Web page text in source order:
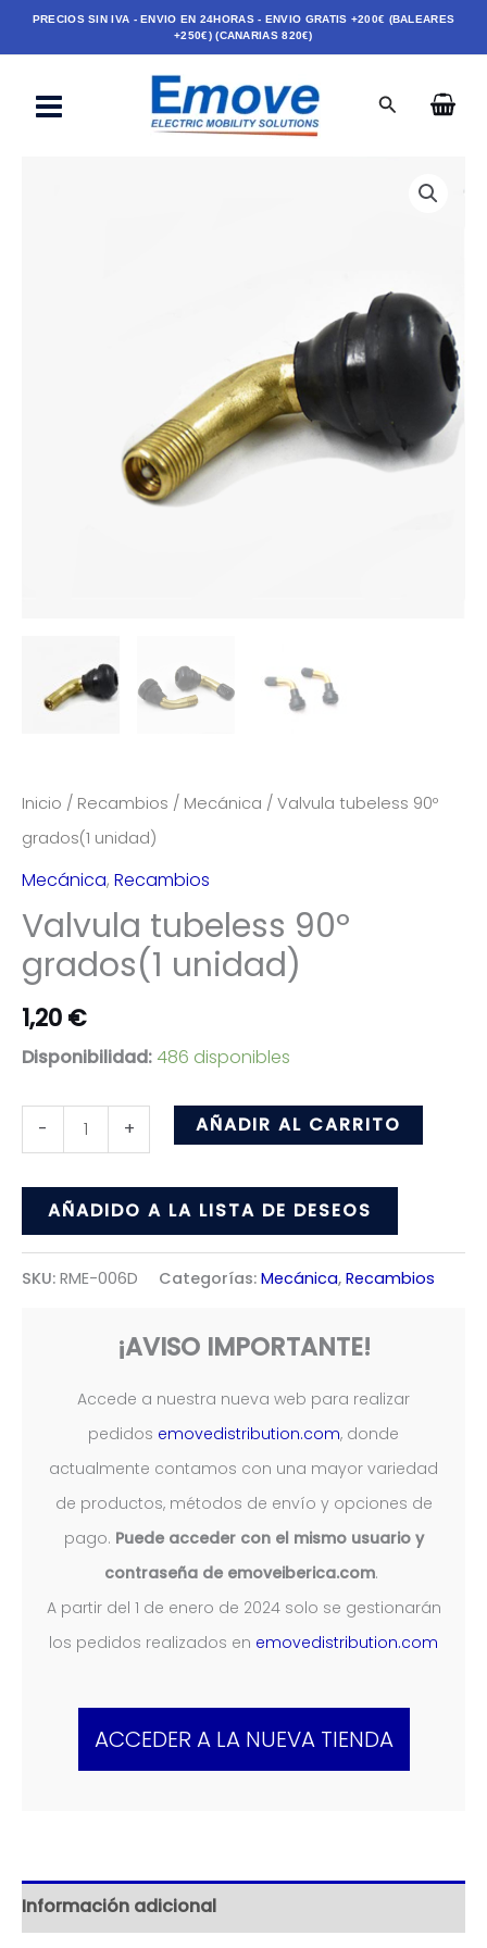
al
PRECIOS SIN IVA - ENVIO EN 24HORAS - ENVIO GRATIS +200€ (BALEARES
+250€) (CANARIAS 820€)
Buscar
Inicio / Recambios / Mecánica / Valvula tubeless 90º
grados(1 unidad)
Mecánica, Recambios
Valvula tubeless 90º
grados(1 unidad)
1,20 €
Disponibilidad: 486 disponibles
-
Valvula
tubeless
90º
unidad)
+ AÑADIR AL CARRITO
AÑADIDO A LA LISTA DE DESEOS
SKU: RME-006D Categorías: Mecánica, Recambios
¡AVISO IMPORTANTE!
Accede a nuestra nueva web para realizar
pedidos emovedistribution.com, donde
actualmente contamos con una mayor variedad
de productos, métodos de envío y opciones de
pago. Puede acceder con el mismo usuario y
contraseña de emoveiberica.com.
A partir del 1 de enero de 2024 solo se gestionarán
los pedidos realizados en emovedistribution.com
ACCEDER A LA NUEVA TIENDA
Información adicional